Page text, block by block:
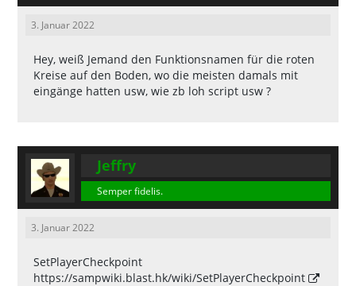
3. Januar 2022
Hey, weiß Jemand den Funktionsnamen für die roten
Kreise auf den Boden, wo die meisten damals mit
eingänge hatten usw, wie zb loh script usw ?
Jeffry
Semper fidelis.
3. Januar 2022
SetPlayerCheckpoint
https://sampwiki.blast.hk/wiki/SetPlayerCheckpoint